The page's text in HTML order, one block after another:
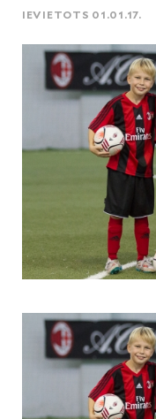
IEVIETOTS 01.01.17.